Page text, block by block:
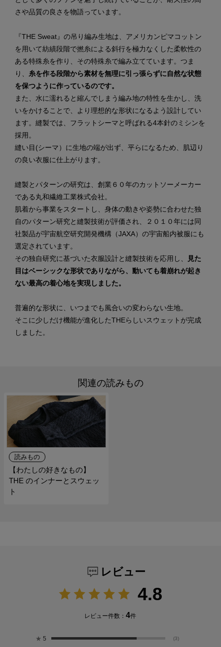
さや品質の良さを物語っています。
『THE Sweat』の吊り編み生地は、アメリカンピマコットン
を用いて紡績段階で撚糸による斜行を極力なくした柔軟性の
ある特殊糸を作り、その特殊糸で編み立てています。つま
り、 糸を作る段階から素材を無理に引っ張らずに自然な状態
を保つように作っているのです。
また、水に濡れると縮んでしまう編み地の特性を生かし、洗
いをかけることで、より理想的な形状になるよう設計してい
ます。縫製では、フラットシーマと呼ばれる4本針のミシンを
採用。
縫い目(シーマ）に生地の端が出ず、平らになるため、肌辺り
の良い衣服に仕上がります。
縫製とパターンの研究は、創業６０年のカットソーメーカー
である丸和繊維工業株式会社。
肌着から事業をスタートし、身体の動きや姿勢に合わせた独
自のパターン研究と縫製技術が評価され、２０１０年には同
社製品が宇宙航空研究開発機構（JAXA）の宇宙船内被服にも
選定されています。
その独自研究に基づいた衣服設計と縫製技術を応用し、
見た
目はベーシックな形状でありながら、動いても着崩れが起き
ない最高の着心地を実現しました。
普遍的な形状に、いつまでも風合いの変わらない生地。
そこに少しだけ機能が進化したTHEらしいスウェットが完成
しました。
関連の読みもの
読みもの
【わたしの好きなもの】
THE のインナーとスウェッ
ト
レビュー
4.8
レビュー件数：4件
★ 5 (3)